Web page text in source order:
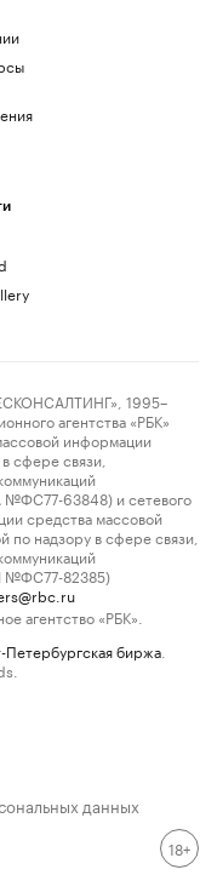
1995–
агентства «РБК»
информации
сфере связи,
№ФС77-63848) и сетевого
средства массовой
надзору в сфере связи,
№ФС77-82385)
агентство «РБК».
Петербургская биржа
данных
18+